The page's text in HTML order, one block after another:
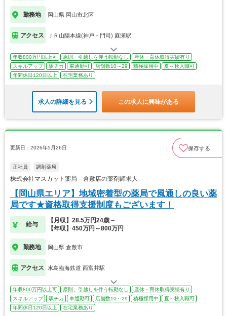
勤務地 岡山県 岡山市北区
アクセス ＪＲ山陽本線(神戸－門司) 庭瀬駅
年収800万円以上可 原則、引越しを伴う転勤なし
産休・育休取得実績有り
スキルアップ
駅チカ 車通勤可 店舗数10～29 積極採用中
夏～秋入職可
年間休日120日以上
在宅業務あり
求人の詳細を見る この求人に興味がある
更新日：2026年5月26日 保存する
正社員 調剤薬局
株式会社マスカット薬局 倉敷店の薬剤師求人
【岡山県エリア】地域密着型の薬局で風通しの良い薬
局です★資格取得支援制度もございます！
給与
【月収】28.5万円24歳～
【年収】450万円～800万円
勤務地 岡山県 倉敷市
アクセス 水島臨海鉄道 西富井駅
年収800万円以上可 原則、引越しを伴う転勤なし
産休・育休取得実績有り
スキルアップ
駅チカ 車通勤可 店舗数10～29 積極採用中
夏～秋入職可
年間休日120日以上
在宅業務あり